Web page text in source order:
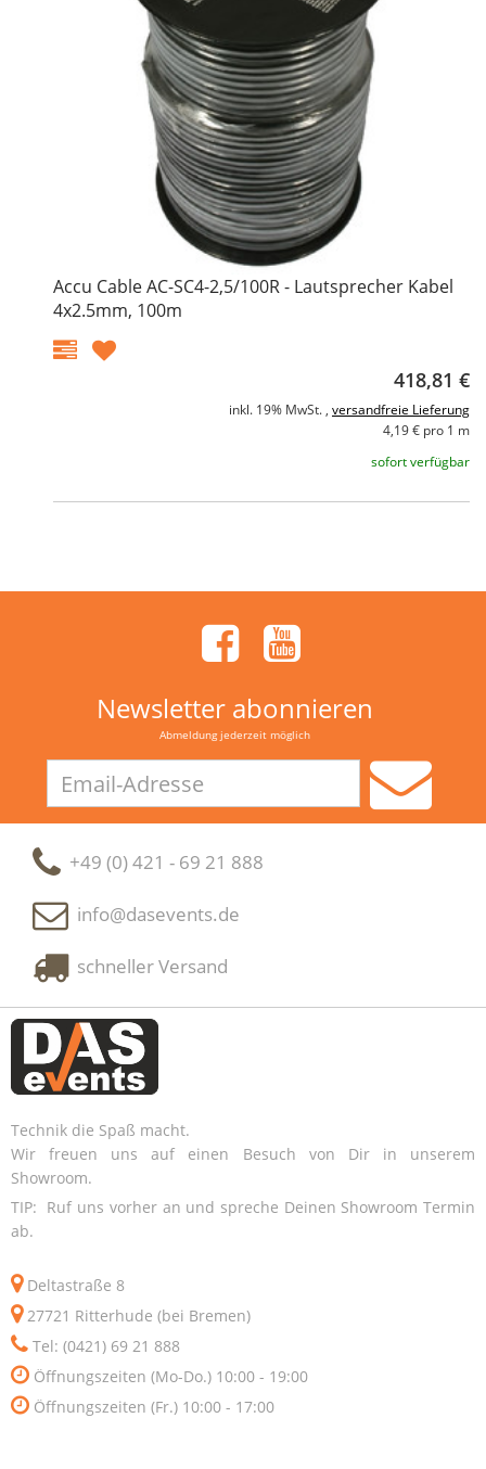
Accu Cable AC-SC4-2,5/100R - Lautsprecher Kabel
4x2.5mm, 100m
418,81 €
inkl. 19% MwSt. , versandfreie Lieferung
4,19 € pro 1 m
sofort verfügbar
Newsletter abonnieren
Abmeldung jederzeit möglich
Adresse
+49 (0) 421 - 69 21 888
info@dasevents.de
schneller Versand
Technik die Spaß macht.
Wir freuen uns auf einen Besuch von Dir in unserem
Showroom.
TIP: Ruf uns vorher an und spreche Deinen Showroom Termin
ab.
Deltastraße 8
27721 Ritterhude (bei Bremen)
Tel: (0421) 69 21 888
Öffnungszeiten (Mo-Do.) 10:00 - 19:00
Öffnungszeiten (Fr.) 10:00 - 17:00